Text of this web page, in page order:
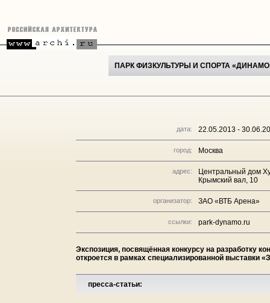
ПАРК ФИЗКУЛЬТУРЫ И СПОРТА
дата: 22.05.2013 -
город: Москва
адрес:
Центральный дом
Крымский вал, 10
организатор: ЗАО «ВТБ Арена»
ссылки: park-dynamo.ru
Экспозиция, посвящённая конкурсу на разработку
откроется в рамках специализированной выставки
пресса-статьи: